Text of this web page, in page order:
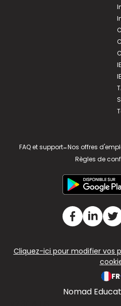
FAQ et support-Nos offres
Règles de
Cliquez-ici pour modifier vos
FR
Nomad